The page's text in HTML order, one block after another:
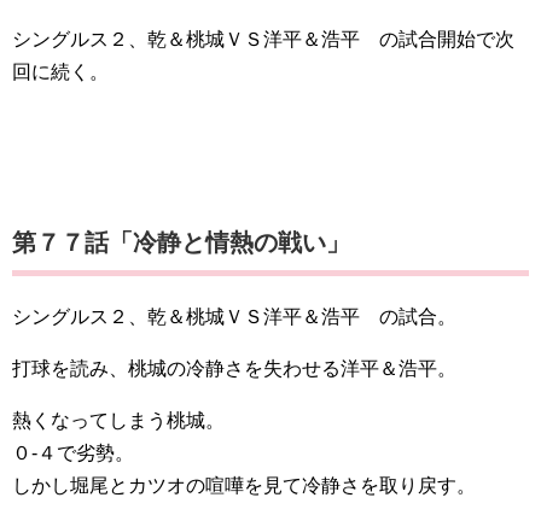
シングルス２、乾＆桃城ＶＳ洋平＆浩平 の試合開始で次
回に続く。
第７７話「冷静と情熱の戦い」
シングルス２、乾＆桃城ＶＳ洋平＆浩平 の試合。
打球を読み、桃城の冷静さを失わせる洋平＆浩平。
熱くなってしまう桃城。
０-４で劣勢。
しかし堀尾とカツオの喧嘩を見て冷静さを取り戻す。